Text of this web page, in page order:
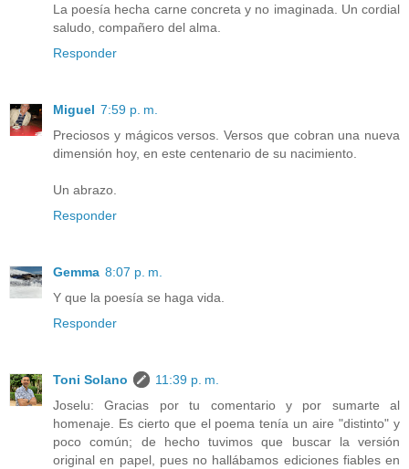
La poesía hecha carne concreta y no imaginada. Un cordial
saludo, compañero del alma.
Responder
Miguel 7:59 p. m.
Preciosos y mágicos versos. Versos que cobran una nueva
dimensión hoy, en este centenario de su nacimiento.
Un abrazo.
Responder
Gemma 8:07 p. m.
Y que la poesía se haga vida.
Responder
Toni Solano
11:39 p. m.
Joselu: Gracias por tu comentario y por sumarte al
homenaje. Es cierto que el poema tenía un aire "distinto" y
poco común; de hecho tuvimos que buscar la versión
original en papel, pues no hallábamos ediciones fiables en